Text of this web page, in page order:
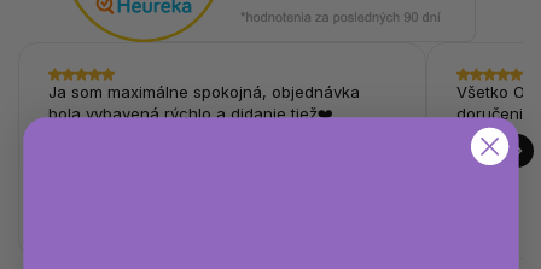
Ja som maximálne spokojná, objednávka
bola vybavená rýchlo a didanie tiež❤️
Všetko
doručenie.